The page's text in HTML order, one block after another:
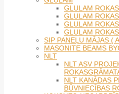
GLULAM
GLULAM
GLULAM
GLULAM
SIP PANEĻU MĀJAS (
MASONITE BEAMS
NLT
NLT ASV
NLT KANĀDAS
BŪVNIECĪBAS